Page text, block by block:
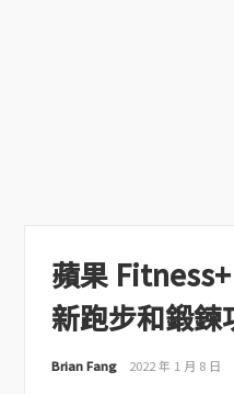
蘋果
新跑步和鍛鍊
Brian Fang 2022 年 1 月 8 日